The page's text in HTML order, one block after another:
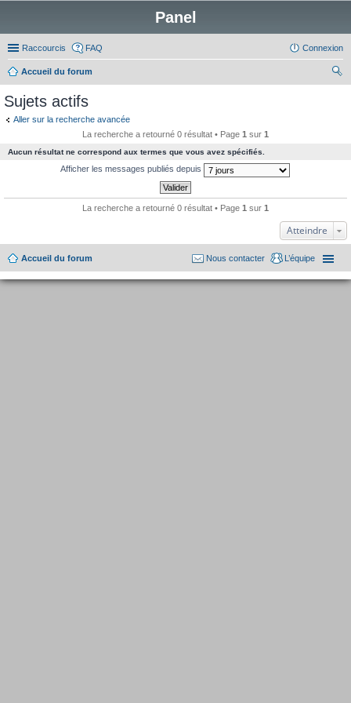
Panel
Raccourcis FAQ Connexion
Accueil du forum
Sujets actifs
Aller sur la recherche avancée
La recherche a retourné 0 résultat • Page 1 sur 1
Aucun résultat ne correspond aux termes que vous avez spécifiés.
Afficher les messages publiés depuis
La recherche a retourné 0 résultat • Page 1 sur 1
Atteindre
Accueil du forum L’équipe
Nous contacter